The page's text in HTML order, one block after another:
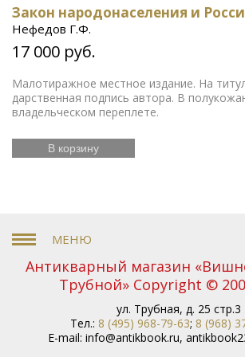
Закон народонаселения и
Нефедов Г.Ф.
17 000 руб.
Малотиражное местное издание. На
дарственная подпись автора. В
владельческом переплете.
В корзину
Антикварный магазин
Трубной» Copyright ©
ул. Трубная, д. 25 стр.3
Тел.: 8 (495) 968-79-63; 8 (968)
E-mail: info@antikbook.ru,